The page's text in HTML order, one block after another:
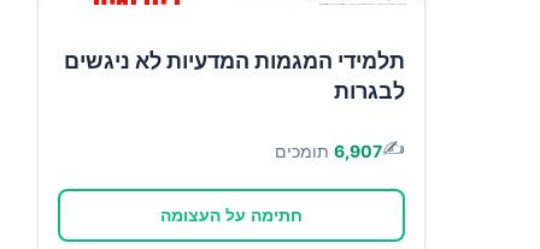
תלמידי המגמות המדעיות לא ניגשים
לבגרות
✍️
6,907 תומכים
חתימה על העצומה